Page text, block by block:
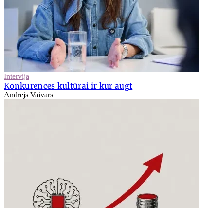
Intervija
Konkurences kultūrai ir kur augt
Andrejs Vaivars